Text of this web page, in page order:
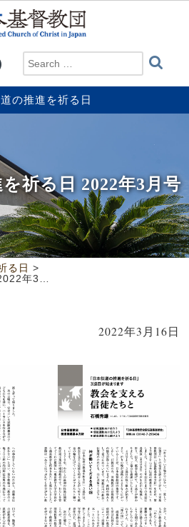
の推進を祈る日
祈る日 2022年3月号
る日 >
2022年3月16日